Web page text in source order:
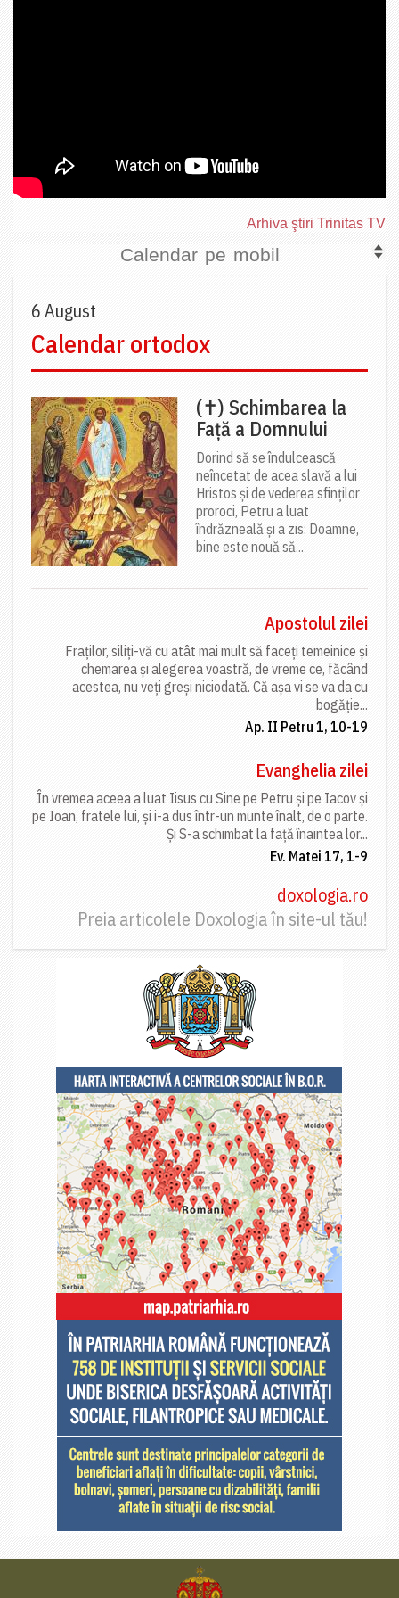
Arhiva ştiri Trinitas TV
Calendar pe mobil
6 August
Calendar ortodox
(✝) Schimbarea la
Față a Domnului
Dorind să se îndulcească
neîncetat de acea slavă a lui
Hristos și de vederea sfinților
proroci, Petru a luat
îndrăzneală și a zis: Doamne,
bine este nouă să...
Apostolul zilei
Fraților, siliți-vă cu atât mai mult să faceți temeinice și
chemarea și alegerea voastră, de vreme ce, făcând
acestea, nu veți greși niciodată. Că așa vi se va da cu
bogăție...
Ap. II Petru 1, 10-19
Evanghelia zilei
În vremea aceea a luat Iisus cu Sine pe Petru și pe Iacov și
pe Ioan, fratele lui, și i-a dus într-un munte înalt, de o parte.
Și S-a schimbat la față înaintea lor...
Ev. Matei 17, 1-9
doxologia.ro
Preia articolele Doxologia în site-ul tău!